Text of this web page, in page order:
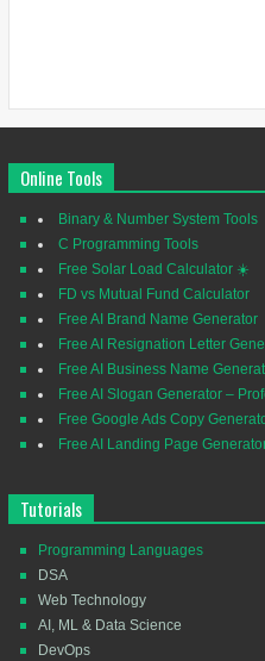
Online Tools
Binary & Number System Tools
C Programming Tools
Free Solar Load Calculator ☀️
FD vs Mutual Fund Calculator
Free AI Brand Name Generator
Free AI Resignation Letter
Free AI Business Name
Free AI Slogan Generator –
Free Google Ads Copy
Free AI Landing Page
Tutorials
Programming Languages
DSA
Web Technology
AI, ML & Data Science
DevOps